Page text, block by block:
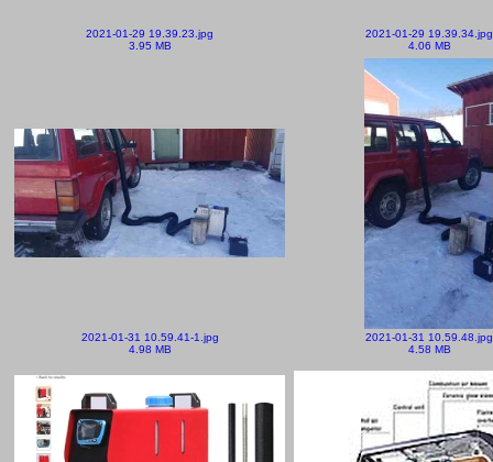
2021-01-29 19.39.23.jpg
3.95 MB
2021-01-29 19.39.34.jpg
4.06 MB
2021-01-31 10.59.41-1.jpg
4.98 MB
2021-01-31 10.59.48.jpg
4.58 MB